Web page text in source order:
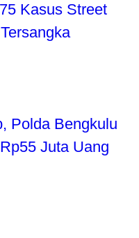
Kasus Street
Polda Bengkulu
Juta Uang